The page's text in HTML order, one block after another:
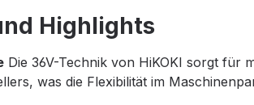
Highlights
Die 36V-Technik von HiKOKI sorgt für
was die Flexibilität im